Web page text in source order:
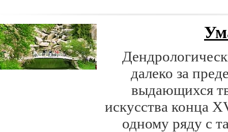
далеко за
выдающихся
искусства конца
одному ряду с